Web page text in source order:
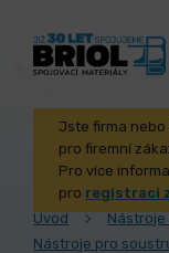
Jste firma
pro firemní
Pro více
pro registraci
Úvod
Nástroje pro